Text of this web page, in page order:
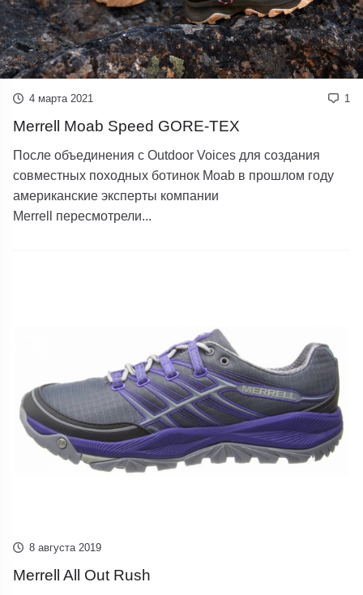
4 марта 2021 1
Merrell Moab Speed GORE-TEX
После объединения с Outdoor Voices для создания
совместных походных ботинок Moab в прошлом году
американские эксперты компании
Merrell пересмотрели...
8 августа 2019
Merrell All Out Rush